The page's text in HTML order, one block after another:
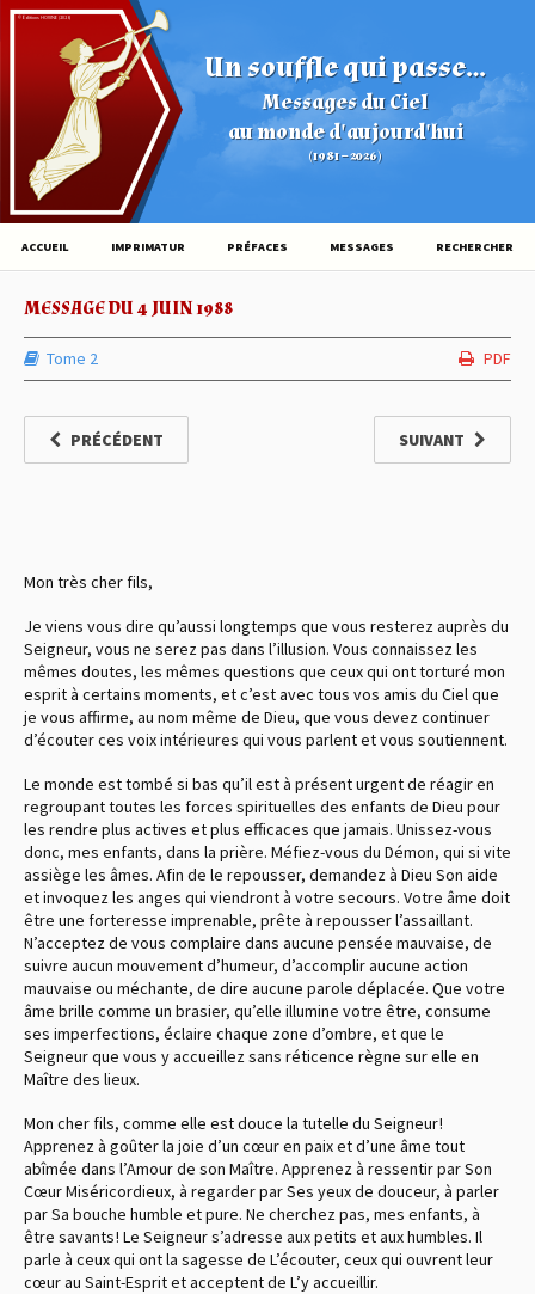
Un souffle qui passe...
Messages du Ciel
au monde d'aujourd'hui
(1981 – 2026)
© Éditions HOVINE (2026)
ACCUEIL IMPRIMATUR PRÉFACES MESSAGES RECHERCHER
MESSAGE DU 4 JUIN 1988
Tome 2 PDF
PRÉCÉDENT SUIVANT
Mon très cher fils,
Je viens vous dire qu’aussi longtemps que vous resterez auprès du
Seigneur, vous ne serez pas dans l’illusion. Vous connaissez les
mêmes doutes, les mêmes questions que ceux qui ont torturé mon
esprit à certains moments, et c’est avec tous vos amis du Ciel que
je vous affirme, au nom même de Dieu, que vous devez continuer
d’écouter ces voix intérieures qui vous parlent et vous soutiennent.
Le monde est tombé si bas qu’il est à présent urgent de réagir en
regroupant toutes les forces spirituelles des enfants de Dieu pour
les rendre plus actives et plus efficaces que jamais. Unissez-vous
donc, mes enfants, dans la prière. Méfiez-vous du Démon, qui si vite
assiège les âmes. Afin de le repousser, demandez à Dieu Son aide
et invoquez les anges qui viendront à votre secours. Votre âme doit
être une forteresse imprenable, prête à repousser l’assaillant.
N’acceptez de vous complaire dans aucune pensée mauvaise, de
suivre aucun mouvement d’humeur, d’accomplir aucune action
mauvaise ou méchante, de dire aucune parole déplacée. Que votre
âme brille comme un brasier, qu’elle illumine votre être, consume
ses imperfections, éclaire chaque zone d’ombre, et que le
Seigneur que vous y accueillez sans réticence règne sur elle en
Maître des lieux.
Mon cher fils, comme elle est douce la tutelle du Seigneur !
Apprenez à goûter la joie d’un cœur en paix et d’une âme tout
abîmée dans l’Amour de son Maître. Apprenez à ressentir par Son
Cœur Miséricordieux, à regarder par Ses yeux de douceur, à parler
par Sa bouche humble et pure. Ne cherchez pas, mes enfants, à
être savants ! Le Seigneur s’adresse aux petits et aux humbles. Il
parle à ceux qui ont la sagesse de L’écouter, ceux qui ouvrent leur
cœur au Saint-Esprit et acceptent de L’y accueillir.